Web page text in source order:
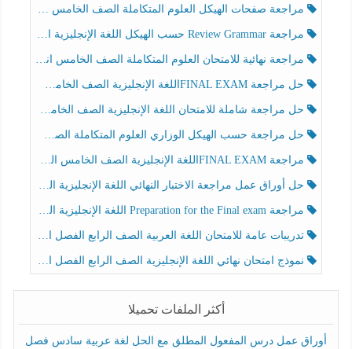
مراجعة صفحات الهيكل العلوم المتكاملة الصف الخامس انسبير الفصل الثالث
مراجعة Review Grammar حسب الهيكل اللغة الإنجليزية الصف الخامس الفصل الثالث
مراجعة نهائية للامتحان العلوم المتكاملة الصف الخامس انسبير الفصل الثالث
حل مراجعة FINAL EXAMاللغة الإنجليزية الصف الخامس الفصل الثالث
حل مراجعة شاملة للامتحان اللغة الإنجليزية الصف الخامس الفصل الثالث
حل مراجعة حسب الهيكل الوزاري العلوم المتكاملة الصف الخامس عام الفصل الثالث
مراجعة FINAL EXAMاللغة الإنجليزية الصف الخامس الفصل الثالث
حل أوراق عمل مراجعة الاختبار النهائي اللغة الإنجليزية الصف الرابع الفصل الثالث
مراجعة Preparation for the Final exam اللغة الإنجليزية الصف الرابع الفصل الثالث
تدريبات عامة للامتحان اللغة العربية الصف الرابع الفصل الثالث
نموذج امتحان نهائي اللغة الإنجليزية الصف الرابع الفصل الثالث
أكثر الملفات تحميلا
أوراق عمل درس المفعول المطلق مع الحل لغة عربية سادس فصل